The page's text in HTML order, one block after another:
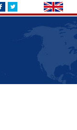
FacebookTwitter